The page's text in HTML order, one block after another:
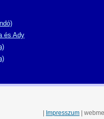
és Ady
Impresszum |